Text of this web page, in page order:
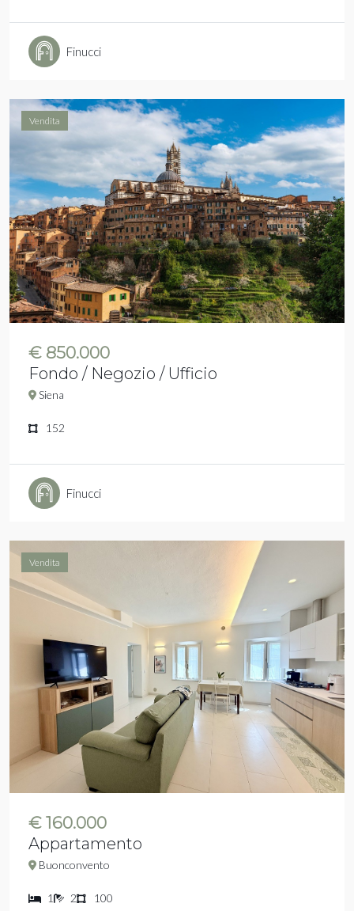
Finucci
Vendita
€ 850.000
Fondo / Negozio / Ufficio
Siena
152
Finucci
Vendita
€ 160.000
Appartamento
Buonconvento
1 2 100